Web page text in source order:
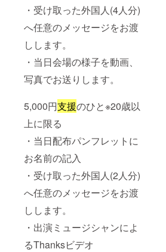
・受け取った外国人(4人分)
へ任意のメッセージをお渡
しします。
・当日会場の様子を動画、
写真でお送りします。
5,000円支援のひと※20歳以
上に限る
・当日配布パンフレットに
お名前の記入
・受け取った外国人(2人分)
へ任意のメッセージをお渡
しします。
・出演ミュージシャンによ
るThanksビデオ